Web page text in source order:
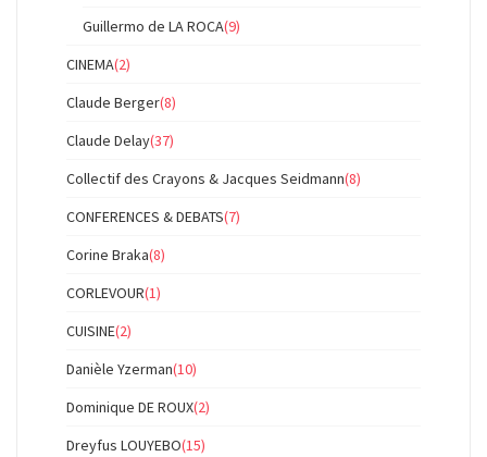
Guillermo de LA ROCA(9)
CINEMA(2)
Claude Berger(8)
Claude Delay(37)
Collectif des Crayons & Jacques Seidmann(8)
CONFERENCES & DEBATS(7)
Corine Braka(8)
CORLEVOUR(1)
CUISINE(2)
Danièle Yzerman(10)
Dominique DE ROUX(2)
Dreyfus LOUYEBO(15)